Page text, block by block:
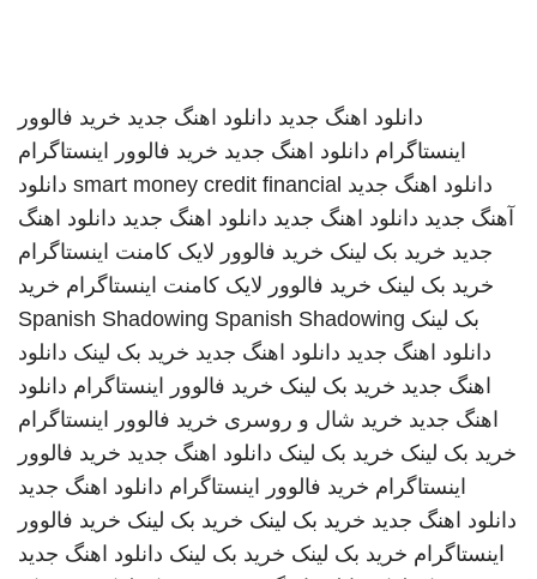
دانلود اهنگ جدید دانلود اهنگ جدید خرید فالوور
اینستاگرام دانلود اهنگ جدید خرید فالوور اینستاگرام
دانلود اهنگ جدید smart money credit financial دانلود
آهنگ جدید دانلود اهنگ جدید دانلود اهنگ جدید دانلود اهنگ
جدید خرید بک لینک خرید فالوور لایک کامنت اینستاگرام
خرید بک لینک خرید فالوور لایک کامنت اینستاگرام خرید
بک لینک
Spanish Shadowing Spanish Shadowing
دانلود اهنگ جدید دانلود اهنگ جدید خرید بک لینک دانلود
اهنگ جدید خرید بک لینک خرید فالوور اینستاگرام دانلود
اهنگ جدید خرید شال و روسری خرید فالوور اینستاگرام
خرید بک لینک خرید بک لینک دانلود اهنگ جدید خرید فالوور
اینستاگرام خرید فالوور اینستاگرام دانلود اهنگ جدید
دانلود اهنگ جدید خرید بک لینک خرید بک لینک خرید فالوور
اینستاگرام خرید بک لینک خرید بک لینک دانلود اهنگ جدید